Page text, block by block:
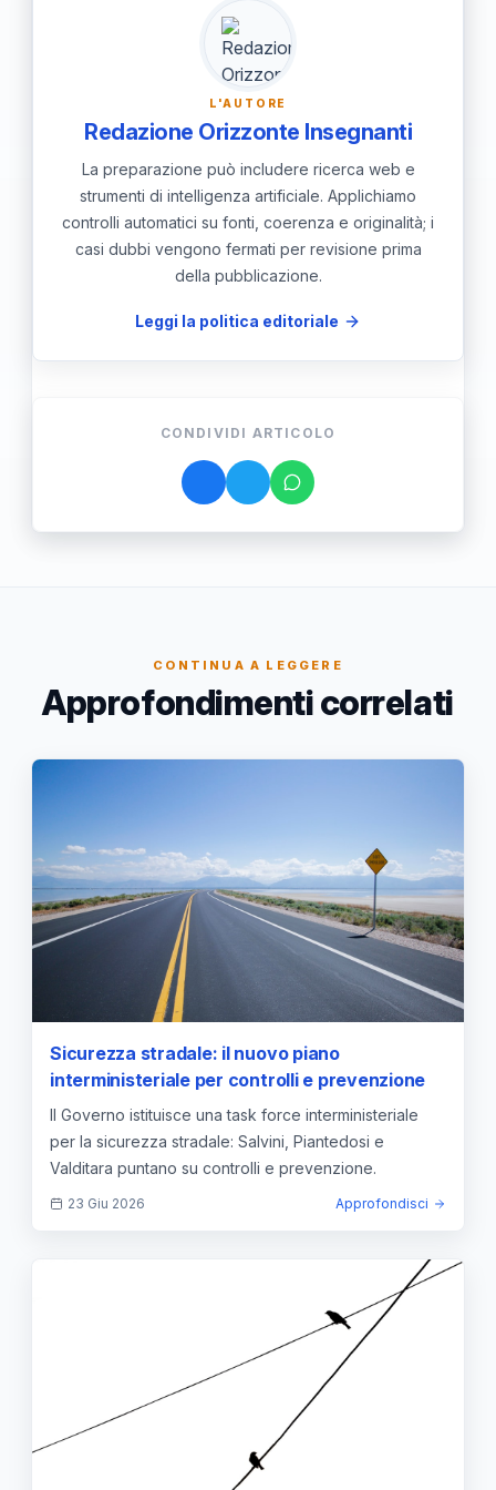
ancora più avanzate e un impegno
costante per rigidire pratiche di mobilità
L'AUTORE
Redazione Orizzonte Insegnanti
La preparazione può includere ricerca web e
strumenti di intelligenza artificiale. Applichiamo
controlli automatici su fonti, coerenza e originalità; i
casi dubbi vengono fermati per revisione prima
della pubblicazione.
Leggi la politica editoriale
CONDIVIDI ARTICOLO
CONTINUA A LEGGERE
Approfondimenti correlati
Sicurezza stradale: il nuovo piano
interministeriale per controlli e prevenzione
Il Governo istituisce una task force interministeriale
per la sicurezza stradale: Salvini, Piantedosi e
Valditara puntano su controlli e prevenzione.
23 Giu 2026 Approfondisci